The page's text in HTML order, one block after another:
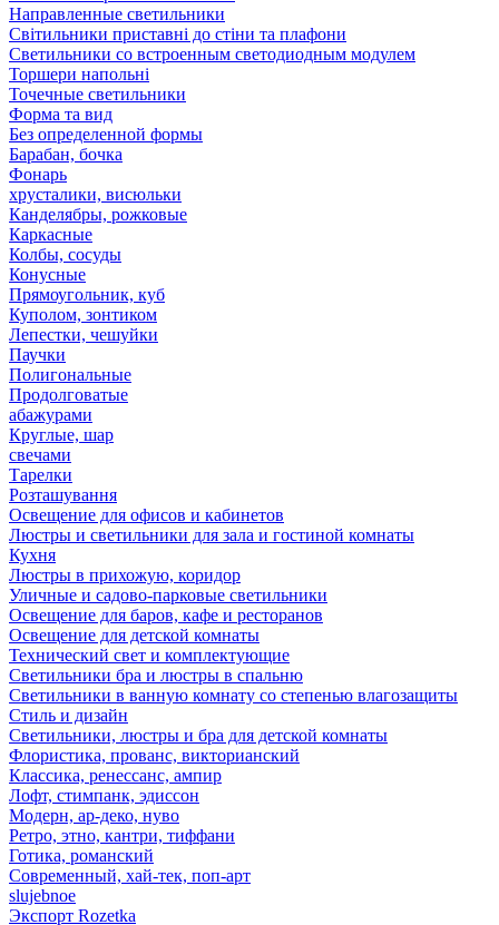
Направленные светильники
Світильники приставні до стіни та плафони
Светильники со встроенным светодиодным модулем
Торшери напольні
Точечные светильники
Форма та вид
Без определенной формы
Барабан, бочка
Фонарь
хрусталики, висюльки
Канделябры, рожковые
Каркасные
Колбы, сосуды
Конусные
Прямоугольник, куб
Куполом, зонтиком
Лепестки, чешуйки
Паучки
Полигональные
Продолговатые
абажурами
Круглые, шар
свечами
Тарелки
Розташування
Освещение для офисов и кабинетов
Люстры и светильники для зала и гостиной комнаты
Кухня
Люстры в прихожую, коридор
Уличные и садово-парковые светильники
Освещение для баров, кафе и ресторанов
Освещение для детской комнаты
Технический свет и комплектующие
Светильники бра и люстры в спальню
Светильники в ванную комнату со степенью влагозащиты
Стиль и дизайн
Светильники, люстры и бра для детской комнаты
Флористика, прованс, викторианский
Классика, ренессанс, ампир
Лофт, стимпанк, эдиссон
Модерн, ар-деко, нуво
Ретро, этно, кантри, тиффани
Готика, романский
Современный, хай-тек, поп-арт
slujebnoe
Экспорт Rozetka